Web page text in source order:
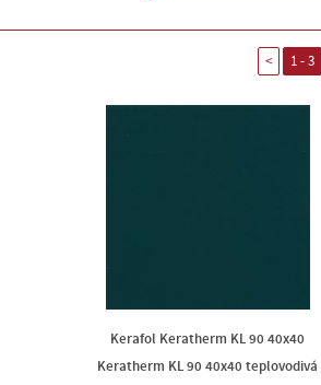
< 1 - 3
Kerafol Keratherm KL 90 40x40
Keratherm KL 90 40x40 teplovodivá